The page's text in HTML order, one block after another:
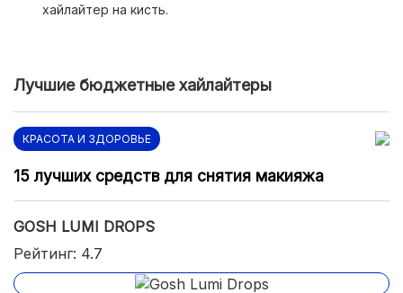
хайлайтер на кисть.
Лучшие бюджетные хайлайтеры
КРАСОТА И ЗДОРОВЬЕ
15 лучших средств для снятия макияжа
GOSH LUMI DROPS
Рейтинг: 4.7